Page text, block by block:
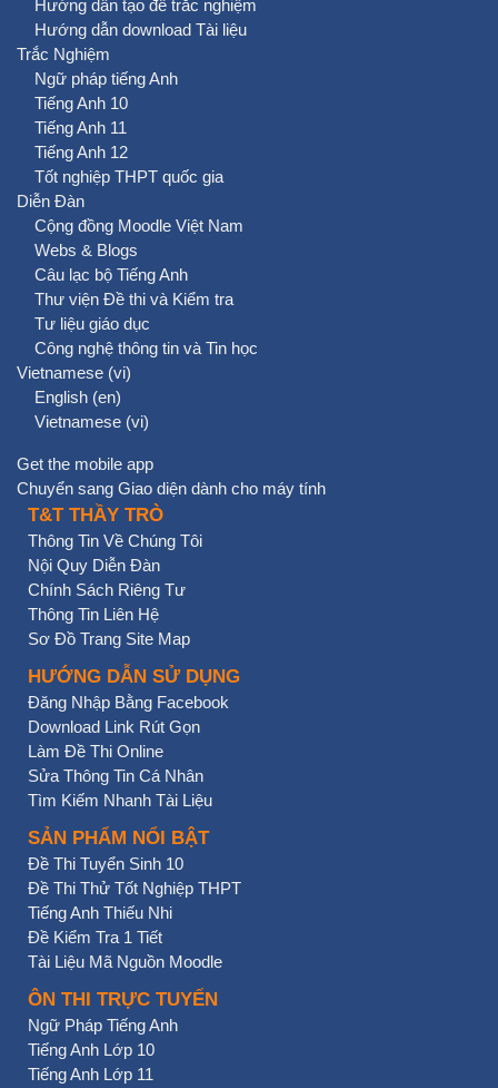
Hướng dẫn tạo đề trắc nghiệm
Hướng dẫn download Tài liệu
Trắc Nghiệm
Ngữ pháp tiếng Anh
Tiếng Anh 10
Tiếng Anh 11
Tiếng Anh 12
Tốt nghiệp THPT quốc gia
Diễn Đàn
Cộng đồng Moodle Việt Nam
Webs & Blogs
Câu lạc bộ Tiếng Anh
Thư viện Đề thi và Kiểm tra
Tư liệu giáo dục
Công nghệ thông tin và Tin học
Vietnamese ‎(vi)‎
English ‎(en)‎
Vietnamese ‎(vi)‎
Get the mobile app
Chuyển sang Giao diện dành cho máy tính
T&T THẦY TRÒ
Thông Tin Về Chúng Tôi
Nội Quy Diễn Đàn
Chính Sách Riêng Tư
Thông Tin Liên Hệ
Sơ Đồ Trang Site Map
HƯỚNG DẪN SỬ DỤNG
Đăng Nhập Bằng Facebook
Download Link Rút Gọn
Làm Đề Thi Online
Sửa Thông Tin Cá Nhân
Tìm Kiếm Nhanh Tài Liệu
SẢN PHẨM NỔI BẬT
Đề Thi Tuyển Sinh 10
Đề Thi Thử Tốt Nghiệp THPT
Tiếng Anh Thiếu Nhi
Đề Kiểm Tra 1 Tiết
Tài Liệu Mã Nguồn Moodle
ÔN THI TRỰC TUYẾN
Ngữ Pháp Tiếng Anh
Tiếng Anh Lớp 10
Tiếng Anh Lớp 11